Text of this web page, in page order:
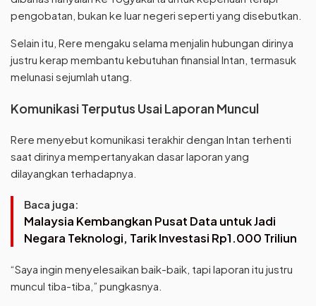
pengobatan, bukan ke luar negeri seperti yang disebutkan.
Selain itu, Rere mengaku selama menjalin hubungan dirinya
justru kerap membantu kebutuhan finansial Intan, termasuk
melunasi sejumlah utang.
Komunikasi Terputus Usai Laporan Muncul
Rere menyebut komunikasi terakhir dengan Intan terhenti
saat dirinya mempertanyakan dasar laporan yang
dilayangkan terhadapnya.
Baca juga:
Malaysia Kembangkan Pusat Data untuk Jadi
Negara Teknologi, Tarik Investasi Rp1.000 Triliun
“Saya ingin menyelesaikan baik-baik, tapi laporan itu justru
muncul tiba-tiba,” pungkasnya.